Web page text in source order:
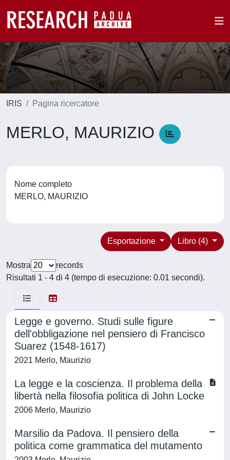
IRIS Pagina ricercatore
MERLO, MAURIZIO
Nome completo
MERLO, MAURIZIO
Libro (4)
Esportazione
Mostra
records
Risultati 1 - 4 di 4 (tempo di esecuzione: 0.01 secondi).
Legge e governo. Studi sulle figure
dell'obbligazione nel pensiero di Francisco
Suarez (1548-1617)
2021 Merlo, Maurizio
La legge e la coscienza. Il problema della
libertà nella filosofia politica di John Locke
2006 Merlo, Maurizio
Marsilio da Padova. Il pensiero della
politica come grammatica del mutamento